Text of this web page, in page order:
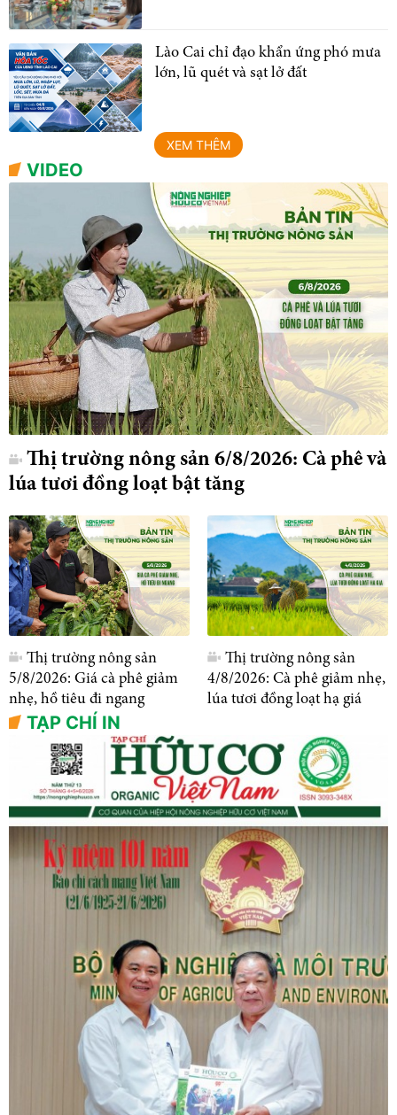
Lào Cai chỉ đạo khẩn ứng phó mưa
lớn, lũ quét và sạt lở đất
XEM THÊM
VIDEO
Thị trường nông sản 6/8/2026: Cà phê và
lúa tươi đồng loạt bật tăng
Thị trường nông sản
5/8/2026: Giá cà phê giảm
nhẹ, hồ tiêu đi ngang
Thị trường nông sản
4/8/2026: Cà phê giảm nhẹ,
lúa tươi đồng loạt hạ giá
TẠP CHÍ IN